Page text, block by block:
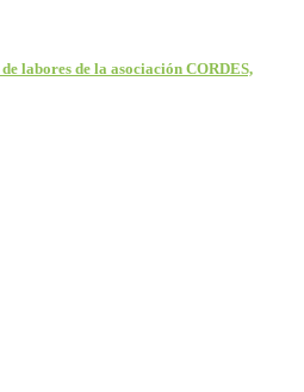
labores de la asociación CORDES,